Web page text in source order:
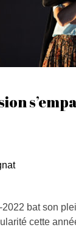
2022 bat son
cette